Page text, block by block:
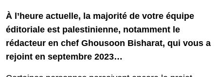
À l’heure actuelle, la majorité de votre équipe
éditoriale est palestinienne, notamment le
rédacteur en chef Ghousoon Bisharat, qui vous a
rejoint en septembre 2023…